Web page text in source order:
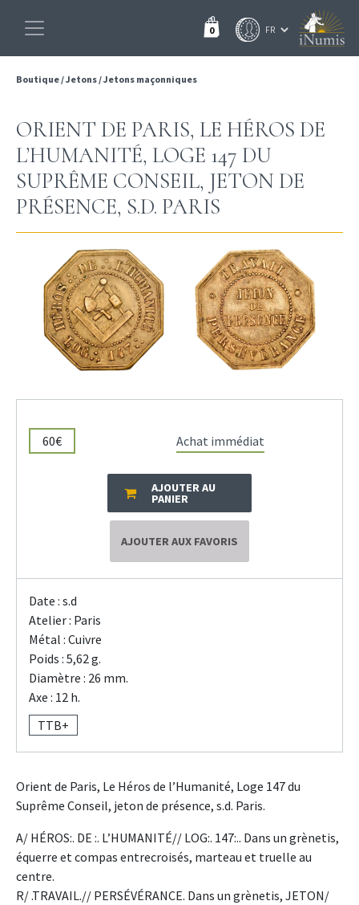
0
Boutique/Jetons/Jetons maçonniques
ORIENT DE PARIS, LE HÉROS DE
L’HUMANITÉ, LOGE 147 DU
SUPRÊME CONSEIL, JETON DE
PRÉSENCE, S.D. PARIS
60€ Achat immédiat
AJOUTER AU
PANIER
AJOUTER AUX FAVORIS
Date : s.d
Atelier : Paris
Métal : Cuivre
Poids : 5,62 g.
Diamètre : 26 mm.
Axe : 12 h.
TTB+
Orient de Paris, Le Héros de l’Humanité, Loge 147 du
Suprême Conseil, jeton de présence, s.d. Paris.
A/ HÉROS:. DE :. L’HUMANITÉ// LOG:. 147:.. Dans un grènetis,
équerre et compas entrecroisés, marteau et truelle au
centre.
R/ .TRAVAIL.// PERSÉVÉRANCE. Dans un grènetis, JETON/